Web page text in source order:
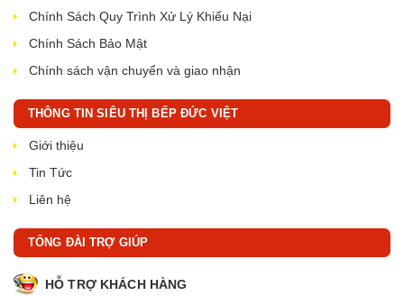
Chính Sách Quy Trình Xử Lý Khiếu Nại
Chính Sách Bảo Mật
Chính sách vận chuyển và giao nhận
THÔNG TIN SIÊU THỊ BẾP ĐỨC VIỆT
Giới thiệu
Tin Tức
Liên hệ
TỔNG ĐÀI TRỢ GIÚP
HỖ TRỢ KHÁCH HÀNG